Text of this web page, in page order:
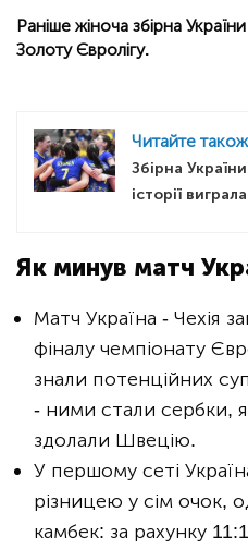
Раніше жіноча збірна
Золоту Євролігу.
Читайте
Збірна
історії
Як минув матч
Матч Україна - Чехія
фіналу чемпіонату
знали потенційних
- ними стали сербки,
здолали Швецію.
У першому сеті
різницею у сім очок,
камбек: за рахунку